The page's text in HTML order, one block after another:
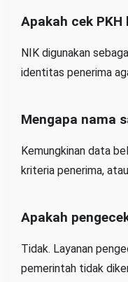
Apakah cek PKH
NIK digunakan
identitas penerima
Mengapa nama
Kemungkinan data
kriteria penerima,
Apakah
Tidak. Layanan
pemerintah tidak